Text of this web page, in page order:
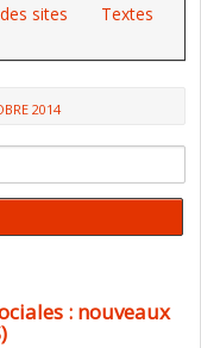
sites
Textes
2014
: nouveaux